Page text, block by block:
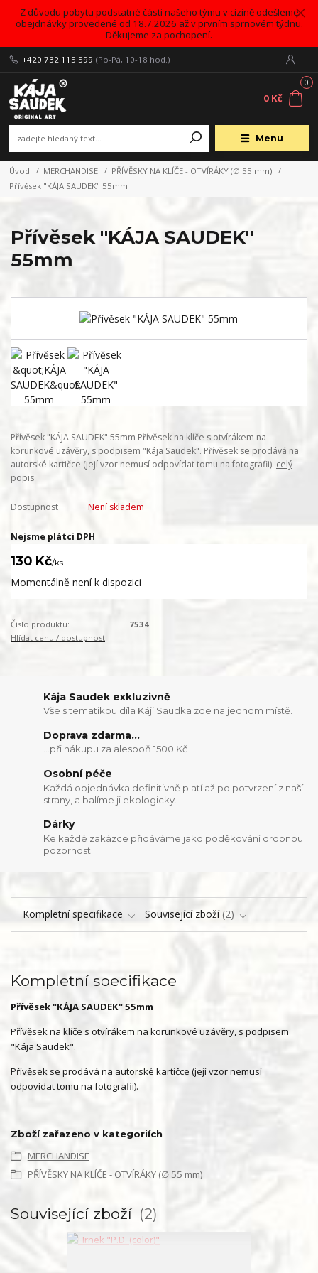
Z důvodu pobytu podstatné části našeho týmu v cizině odešleme
obejdnávky provedené od 18.7.2026 až v prvním sprnovém týdnu.
Děkujeme za pochopení.
Menu
+420 732 115 599 (Po-Pá, 10-18 hod.)
0
0 Kč
Úvod MERCHANDISE
PŘÍVĚSKY NA KLÍČE - OTVÍRÁKY (∅ 55 mm)
Přívěsek "KÁJA SAUDEK" 55mm
Přívěsek "KÁJA SAUDEK"
55mm
Přívěsek "KÁJA SAUDEK" 55mm Přívěsek na klíče s otvírákem na
korunkové uzávěry, s podpisem "Kája Saudek". Přívěsek se prodává na
autorské kartičce (její vzor nemusí odpovídat tomu na fotografii). celý
popis
Dostupnost Není skladem
Nejsme plátci DPH
130 Kč/ks
Momentálně není k dispozici
Číslo produktu:
7534
Hlídat cenu / dostupnost
Kája Saudek exkluzivně
Vše s tematikou díla Káji Saudka zde na jednom místě.
Doprava zdarma...
...při nákupu za alespoň 1500 Kč
Osobní péče
Každá objednávka definitivně platí až po potvrzení z naší
strany, a balíme ji ekologicky.
Dárky
Ke každé zakázce přidáváme jako poděkování drobnou
pozornost
Kompletní specifikace Související zboží 2
Kompletní specifikace
Přívěsek "KÁJA SAUDEK" 55mm
Přívěsek na klíče s otvírákem na korunkové uzávěry, s podpisem
"Kája Saudek".
Přívěsek se prodává na autorské kartičce (její vzor nemusí
odpovídat tomu na fotografii).
Zboží zařazeno v kategoriích
MERCHANDISE
PŘÍVĚSKY NA KLÍČE - OTVÍRÁKY (∅ 55 mm)
Související zboží 2